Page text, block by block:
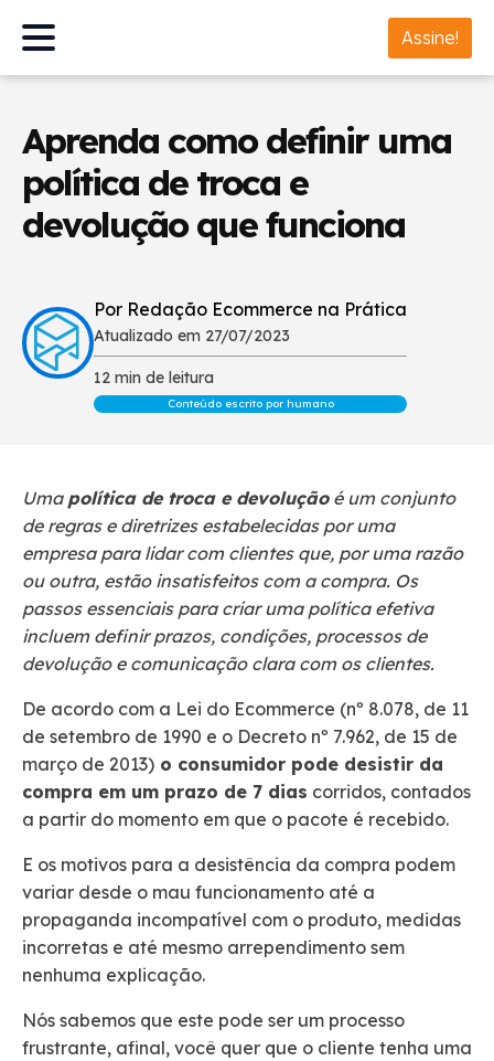
Assine!
Aprenda como definir uma
política de troca e
devolução que funciona
Por Redação Ecommerce na Prática
Atualizado em 27/07/2023
12 min de leitura
Conteúdo escrito por humano
Uma política de troca e devoluçãoé um conjunto
de regras e diretrizes estabelecidas por uma
empresa para lidar com clientes que, por uma razão
ou outra, estão insatisfeitos com a compra. Os
passos essenciais para criar uma política efetiva
incluem definir prazos, condições, processos de
devolução e comunicação clara com os clientes.
De acordo com a Lei do Ecommerce (nº 8.078, de 11
de setembro de 1990 e o Decreto nº 7.962, de 15 de
março de 2013) o consumidor pode desistir da
compra em um prazo de 7 dias corridos, contados
a partir do momento em que o pacote é recebido.
E os motivos para a desistência da compra podem
variar desde o mau funcionamento até a
propaganda incompatível com o produto, medidas
incorretas e até mesmo arrependimento sem
nenhuma explicação.
Nós sabemos que este pode ser um processo
frustrante, afinal, você quer que o cliente tenha uma